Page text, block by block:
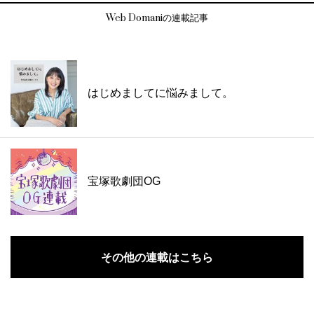
Web Domaniの連載記事
はじめましてに悩みまして。
宝塚歌劇団OG
その他の連載はこちら